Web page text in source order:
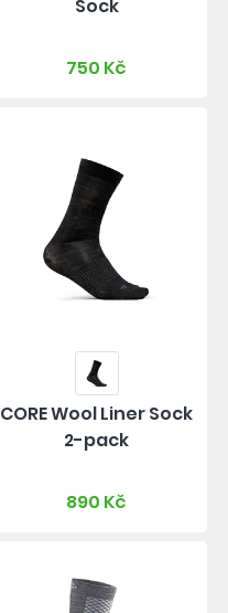
Sock
750 Kč
CORE Wool Liner Sock
2-pack
890 Kč